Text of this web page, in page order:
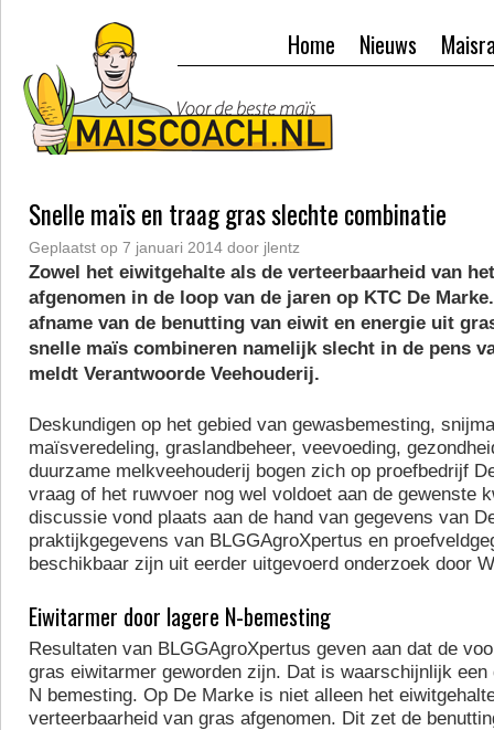
Nieuws
Home
Snelle maïs en traag gras slechte combinatie
Geplaatst op 7 januari 2014 door jlentz
Zowel het eiwitgehalte als de verteerbaarheid van
afgenomen in de loop van de jaren op KTC De
afname van de benutting van eiwit en energie uit
snelle maïs combineren namelijk slecht in de pens
meldt Verantwoorde Veehouderij.
Deskundigen op het gebied van gewasbemesting,
maïsveredeling, graslandbeheer, veevoeding,
duurzame melkveehouderij bogen zich op proefbedrijf
vraag of het ruwvoer nog wel voldoet aan de gewenste
discussie vond plaats aan de hand van gegevens van
praktijkgegevens van BLGGAgroXpertus en
beschikbaar zijn uit eerder uitgevoerd onderzoek door
Eiwitarmer door lagere N-bemesting
Resultaten van BLGGAgroXpertus geven aan dat de
gras eiwitarmer geworden zijn. Dat is waarschijnlijk een
N bemesting. Op De Marke is niet alleen het
verteerbaarheid van gras afgenomen. Dit zet de